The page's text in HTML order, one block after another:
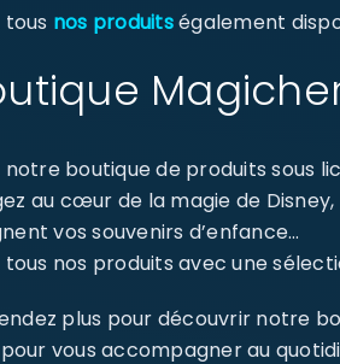
nos produitségalement
notre boutique de produits sous
au cœur de la magie de
vos souvenirs d’enfance…
tous nos produits avec une
plus pour découvrir notre
vous accompagner au